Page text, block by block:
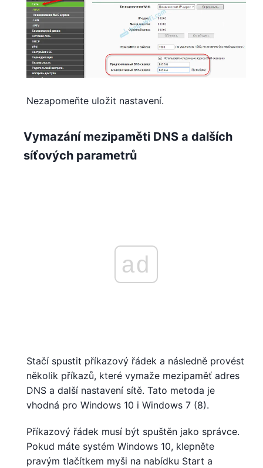
Nezapomeňte uložit nastavení.
Vymazání mezipaměti DNS a dalších
síťových parametrů
ad
Stačí spustit příkazový řádek a následně provést
několik příkazů, které vymaže mezipaměť adres
DNS a další nastavení sítě. Tato metoda je
vhodná pro Windows 10 i Windows 7 (8).
Příkazový řádek musí být spuštěn jako správce.
Pokud máte systém Windows 10, klepněte
pravým tlačítkem myši na nabídku Start a